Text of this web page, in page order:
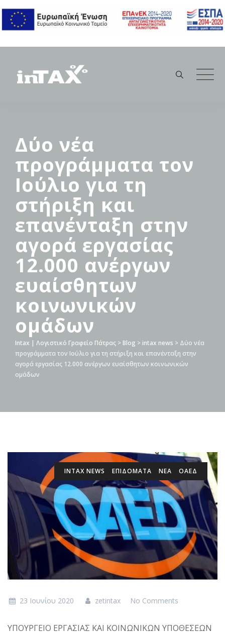
content
Δύο νέα
προγράμματα τον
Ιούλιο για τη
στήριξη και
επανένταξη στην
αγορά εργασίας
12.000 ανέργων
ευαίσθητων
κοινωνικών
ομάδων
Intax | Λογιστικό Γραφείο Πάτρας > Blog > intax news > Δύο νέα
προγράμματα τον Ιούλιο για τη στήριξη και επανένταξη στην
αγορά εργασίας 12.000 ανέργων ευαίσθητων κοινωνικών
ομάδων
INTAX NEWS ΕΠΙΔΌΜΑΤΑ ΝΕΑ ΟΑΕΔ
23 Ιουνίου 2020 zetintax No Comments
ΥΠΟΥΡΓΕΙΟ EΡΓΑΣΙΑΣ ΚΑΙ ΚΟΙΝΩΝΙΚΩΝ ΥΠΟΘΕΣΕΩΝ